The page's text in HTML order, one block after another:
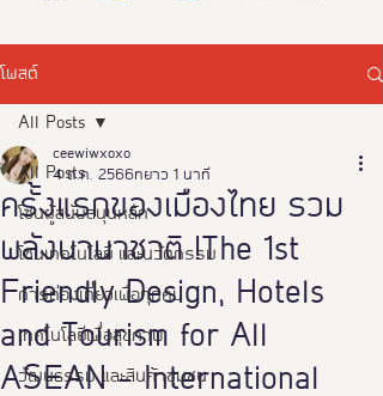
โพสต์
All Posts
โซนผู้สนับสนุนหลัก
โซนเทคโนโลยี และนวัตกรรม
การท่องเที่ยวเพื่อทุกคน
เทคโนโลยีเพื่อสุขภาพ
วัฒนธรรม และสินค้าชุมชน
All Posts
ครั้งแรกของเมืองไทย รวม
พลังนานาชาติ !The 1st
Friendly Design, Hotels
and Tourism for All
ASEAN - International
ceewiwxoxo
4 ต.ค. 2566
ยาว 1 นาที